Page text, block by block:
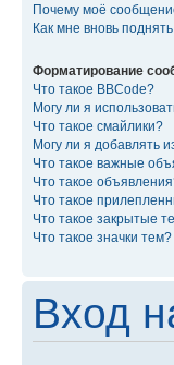
Почему моё
Как мне вновь
Форматирование
Что такое BBCode?
Могу ли я
Что такое смайлики?
Могу ли я добавлять
Что такое важные
Что такое
Что такое
Что такое закрытые
Что такое значки тем?
Вход